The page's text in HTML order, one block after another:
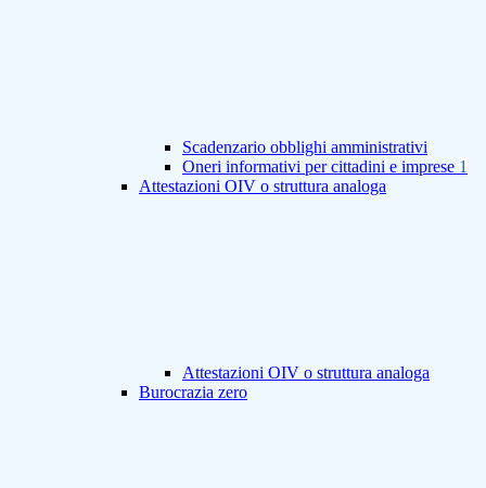
Scadenzario obblighi amministrativi
Oneri informativi per cittadini e imprese 1
Attestazioni OIV o struttura analoga
Attestazioni OIV o struttura analoga
Burocrazia zero